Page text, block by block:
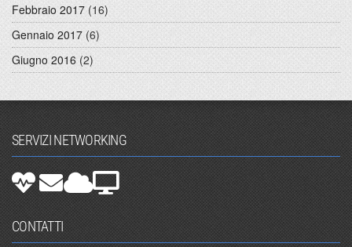
Febbraio 2017 (16)
Gennaio 2017 (6)
Giugno 2016 (2)
SERVIZI NETWORKING
CONTATTI